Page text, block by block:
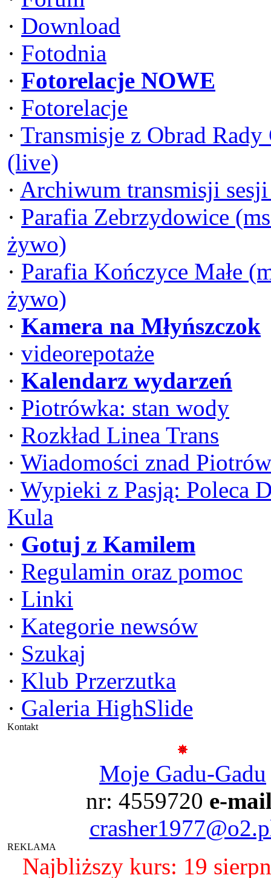
· Download
· Fotodnia
· Fotorelacje NOWE
· Fotorelacje
· Transmisje z Obrad
(live)
· Archiwum transmisji
· Parafia Zebrzydowice
żywo)
· Parafia Kończyce Małe
żywo)
· Kamera na Młyńszczok
· videorepotaże
· Kalendarz wydarzeń
· Piotrówka: stan wody
· Rozkład Linea Trans
· Wiadomości znad
· Wypieki z Pasją: Poleca
Kula
· Gotuj z Kamilem
· Regulamin oraz pomoc
· Linki
· Kategorie newsów
· Szukaj
· Klub Przerzutka
· Galeria HighSlide
Kontakt
Moje Gadu-Gadu
nr: 4559720 e-
REKLAMA
Najbliższy kurs: 19